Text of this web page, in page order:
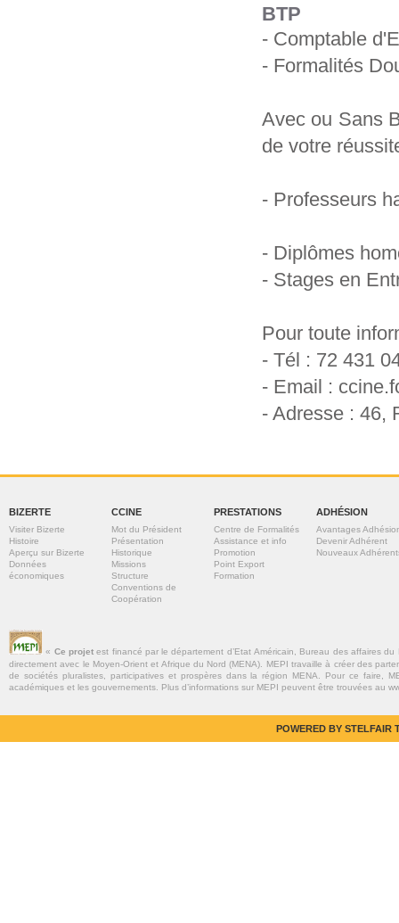
BTP
- Comptable
- Formalités
Avec ou Sans
de votre
- Professeurs
- Diplômes
- Stages en
Pour toute
- Tél : 72 431
- Email :
- Adresse : 46,
BIZERTE
Visiter Bizerte
Histoire
Aperçu sur Bizerte
Données
économiques
CCINE
Mot du Président
Présentation
Historique
Missions
Structure
Conventions de
Coopération
PRESTATIONS
Centre de Formalités
Assistance et info
Promotion
Point Export
Formation
ADHÉSION
Avantages
Devenir Adhérent
Nouveaux
« Ce projetest financé par le département d’Etat Américain, Bureau des affaires
directement avec le Moyen-Orient et Afrique du Nord (MENA). MEPI travaille à créer des
de sociétés pluralistes, participatives et prospères dans la région MENA. Pour ce faire,
académiques et les gouvernements. Plus d’informations sur MEPI peuvent être trouvées au
POWERED BY STELFAIR